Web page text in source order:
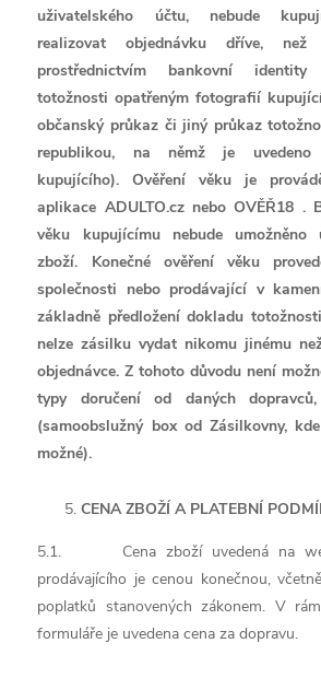
uživatelského účtu, nebude
realizovat objednávku dříve,
prostřednictvím bankovní identity
totožnosti opatřeným fotografií
občanský průkaz či jiný průkaz
republikou, na němž je uvedeno
kupujícího). Ověření věku je prov
aplikace ADULTO.cz neboOVĚŘ18 .
věku kupujícímu nebude umožněno
zboží. Konečné ověření věku
společnosti nebo prodávající v
základně předložení dokladu
nelze zásilku vydat nikomu jinému
objednávce. Z tohoto důvodu není
typy doručení od daných
(samoobslužný box od Zásilkovny,
možné).
CENA ZBOŽÍ A PLATEBNÍ
5.1. Cena zboží uvedená na
prodávajícího je cenou konečnou,
poplatků stanovených zákonem. V
formuláře je uvedena cena za dopravu.